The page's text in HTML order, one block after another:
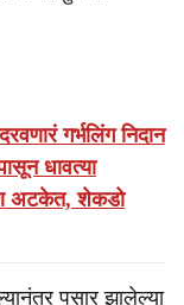
गर्भलिंग निदान
धावत्या
अटकेत, शेकडो
पसार झालेल्या